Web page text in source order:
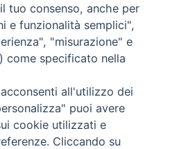
inviare, entro sabato 5 dicembre
della Segreteria
un contributo di
Istituto Superiore di Scienze Religiose
dellePoste– codice
con causale obbligatoria.
tuo consenso, anche per
e funzionalità semplici",
"misurazione" e
come specificato nella
all'utilizzo dei
puoi avere
cookie utilizzati e
Cliccando su